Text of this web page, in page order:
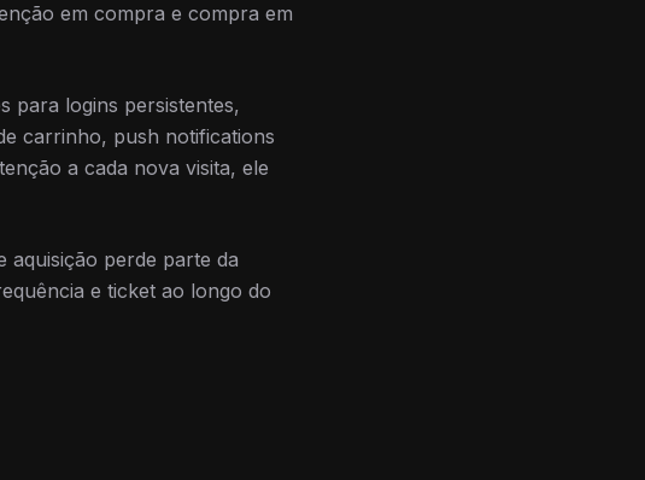
em compra e compra em
para logins persistentes,
carrinho, push notifications
a cada nova visita, ele
aquisição perde parte da
e ticket ao longo do